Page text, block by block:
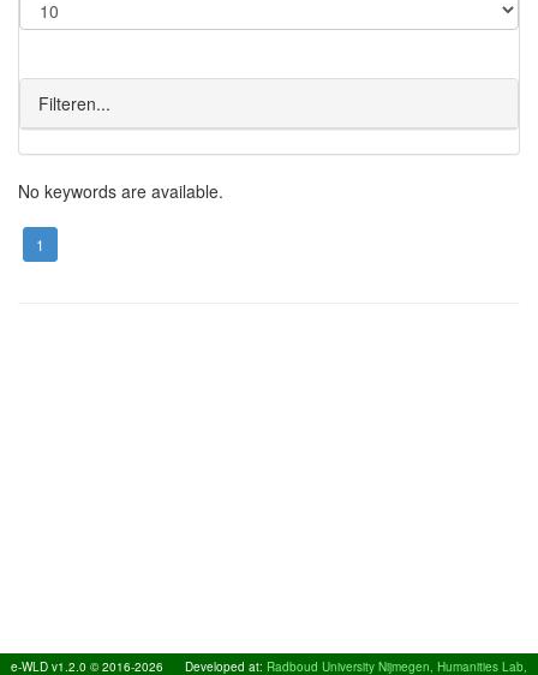
Filteren...
No keywords are available.
1
e-WLD v1.2.0 © 2016-2026 Developed at: Radboud University Nijmegen, Humanities Lab,